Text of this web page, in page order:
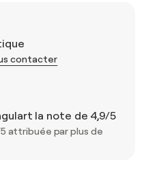
contacter
la note de 4,9/5
attribuée par plus de